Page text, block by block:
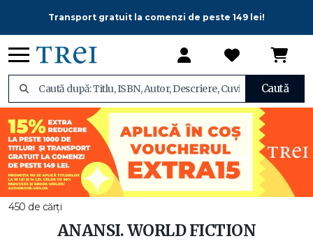
Transport gratuit la comenzi de peste 149 lei!
Caută
450 de cărți
ANANSI. WORLD FICTION